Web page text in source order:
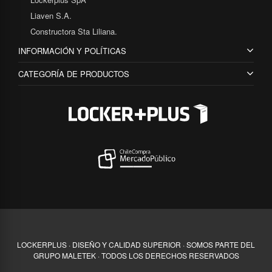
Liaven S.A.
Constructora Sta Liliana.
INFORMACIÓN Y POLÍTICAS
CATEGORÍA DE PRODUCTOS
LOCKERPLUS · DISEÑO Y CALIDAD SUPERIOR · SOMOS PARTE DEL
GRUPO MALETEK · TODOS LOS DERECHOS RESERVADOS